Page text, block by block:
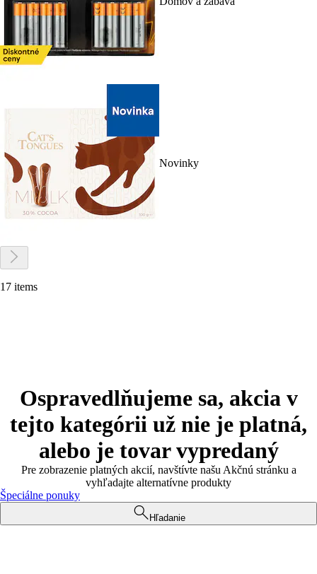
Novinky
17 items
Ospravedlňujeme sa, akcia v
tejto kategórii už nie je platná,
alebo je tovar vypredaný
Pre zobrazenie platných akcií, navštívte našu Akčnú stránku a
vyhľadajte alternatívne produkty
Špeciálne ponuky
Hľadanie